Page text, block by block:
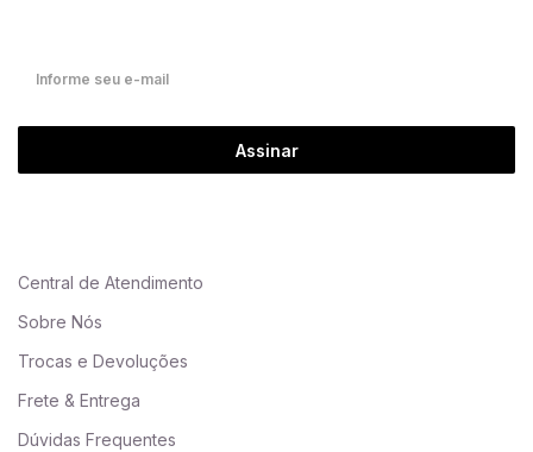
Assinar
Central de Atendimento
Sobre Nós
Trocas e Devoluções
Frete & Entrega
Dúvidas Frequentes